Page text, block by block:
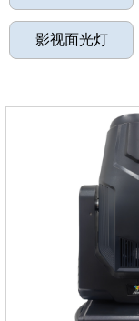
影视面光灯